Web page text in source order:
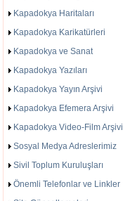
Kapadokya Haritaları
Kapadokya Karikatürleri
Kapadokya ve Sanat
Kapadokya Yazıları
Kapadokya Yayın Arşivi
Kapadokya Efemera Arşivi
Kapadokya Video-Film Arşivi
Sosyal Medya Adreslerimiz
Sivil Toplum Kuruluşları
Önemli Telefonlar ve Linkler